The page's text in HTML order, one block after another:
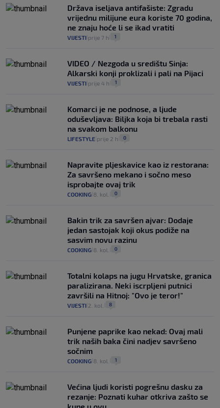
Država iseljava antifašiste: Zgradu
vrijednu milijune eura koriste 70 godina,
ne znaju hoće li se ikad vratiti
VIJESTI prije 7 h 1
VIDEO / Nezgoda u središtu Sinja:
Alkarski konji proklizali i pali na Pijaci
VIJESTI prije 4 h 1
Komarci je ne podnose, a ljude
oduševljava: Biljka koja bi trebala rasti
na svakom balkonu
LIFESTYLE prije 2 h 0
Napravite pljeskavice kao iz restorana:
Za savršeno mekano i sočno meso
isprobajte ovaj trik
COOKING 8. kol. 0
Bakin trik za savršen ajvar: Dodaje
jedan sastojak koji okus podiže na
sasvim novu razinu
COOKING 8. kol. 0
Totalni kolaps na jugu Hrvatske, granica
paralizirana. Neki iscrpljeni putnici
završili na Hitnoj: "Ovo je teror!"
VIJESTI 2. kol. 8
Punjene paprike kao nekad: Ovaj mali
trik naših baka čini nadjev savršeno
sočnim
COOKING 8. kol. 1
Većina ljudi koristi pogrešnu dasku za
rezanje: Poznati kuhar otkriva zašto se